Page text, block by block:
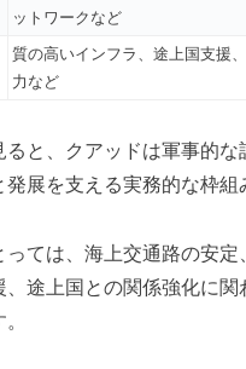
ットワークなど
質の高いインフラ、途上国支援
力など
ると、クアッドは軍事的な
展を支える実務的な枠組
っては、海上交通路の安定
、途上国との関係強化に関